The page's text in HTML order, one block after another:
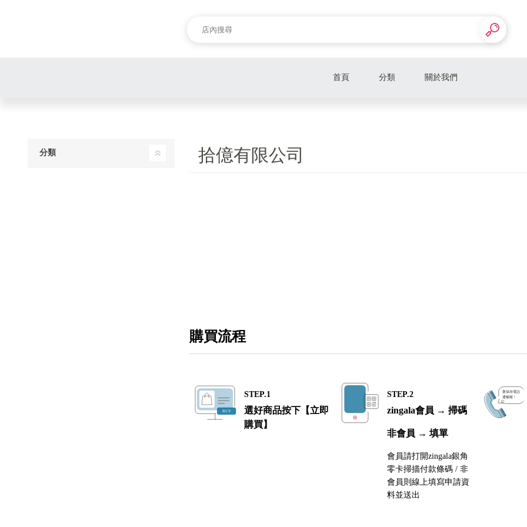
首頁 分類 關於我們
拾億有限公司
購買流程
STEP.1
選好商品按下【立即
購買】
STEP.2
zingala會員 → 掃碼
非會員 → 填單
會員請打開zingala銀角
零卡掃描付款條碼 / 非
會員則線上填寫申請資
料並送出
分類